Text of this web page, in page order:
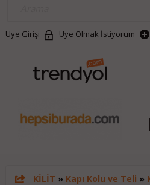
Üye Girişi Üye Olmak İstiyorum
KİLİT » Kapı Kolu ve Teli »